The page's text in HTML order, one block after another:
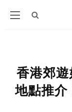
香港郊
地點推介